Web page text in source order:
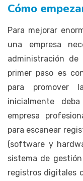
Cómo
Para mejorar
una empresa
administración
primer paso es
para promover
inicialmente
empresa
para escanear
(software y
sistema de
registros digitales